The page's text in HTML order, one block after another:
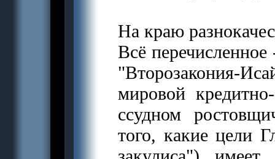
На краю
Всё
"Второзакония-
мировой
ссудном
того, какие цели